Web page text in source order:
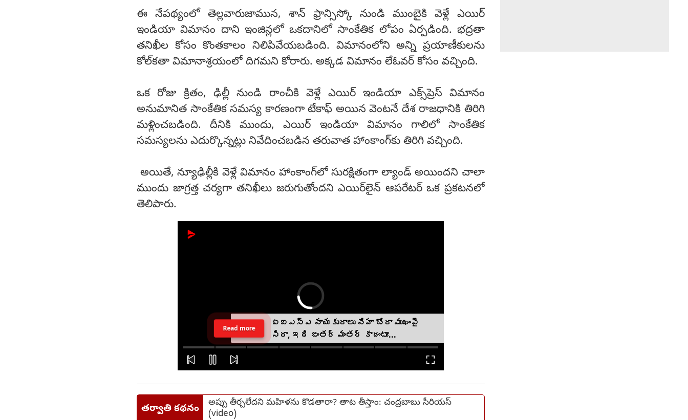
ఈ నేపథ్యంలో తెల్లవారుజామున, శాన్ ఫ్రాన్సిస్కో నుండి ముంబైకి వెళ్లే ఎయిర్
ఇండియా విమానం దాని ఇంజిన్లలో ఒకదానిలో సాంకేతిక లోపం ఏర్పడింది. భద్రతా
తనిఖీల కోసం కొంతకాలం నిలిపివేయబడింది. విమానంలోని అన్ని ప్రయాణీకులను
కోల్‌కతా విమానాశ్రయంలో దిగమని కోరారు. అక్కడ విమానం లేఓవర్ కోసం వచ్చింది.
ఒక రోజు క్రితం, ఢిల్లీ నుండి రాంచీకి వెళ్లే ఎయిర్ ఇండియా ఎక్స్‌ప్రెస్ విమానం
అనుమానిత సాంకేతిక సమస్య కారణంగా టేకాఫ్ అయిన వెంటనే దేశ రాజధానికి తిరిగి
మళ్లించబడింది. దీనికి ముందు, ఎయిర్ ఇండియా విమానం గాలిలో సాంకేతిక
సమస్యలను ఎదుర్కొన్నట్లు నివేదించబడిన తరువాత హాంకాంగ్‌కు తిరిగి వచ్చింది.
అయితే, న్యూఢిల్లీకి వెళ్లే విమానం హాంకాంగ్‌లో సురక్షితంగా ల్యాండ్ అయిందని చాలా
ముందు జాగ్రత్త చర్యగా తనిఖీలు జరుగుతోందని ఎయిర్‌లైన్ ఆపరేటర్ ఒక ప్రకటనలో
తెలిపారు.
ఏఐఎస్ఎ నాయకురాలు నేహా బోరా ముఖంపై
Read more
తర్వాతి కథనం
అప్పు తీర్చలేదని మహిళను కొడతారా? తాట తీస్తాం: చంద్రబాబు సీరియస్
(video)